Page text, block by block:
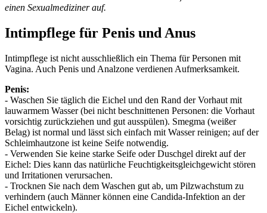
einen Sexualmediziner auf.
Intimpflege für Penis und Anus
Intimpflege ist nicht ausschließlich ein Thema für Personen mit
Vagina. Auch Penis und Analzone verdienen Aufmerksamkeit.
Penis:
- Waschen Sie täglich die Eichel und den Rand der Vorhaut mit
lauwarmem Wasser (bei nicht beschnittenen Personen: die Vorhaut
vorsichtig zurückziehen und gut ausspülen). Smegma (weißer
Belag) ist normal und lässt sich einfach mit Wasser reinigen; auf der
Schleimhautzone ist keine Seife notwendig.
- Verwenden Sie keine starke Seife oder Duschgel direkt auf der
Eichel: Dies kann das natürliche Feuchtigkeitsgleichgewicht stören
und Irritationen verursachen.
- Trocknen Sie nach dem Waschen gut ab, um Pilzwachstum zu
verhindern (auch Männer können eine Candida-Infektion an der
Eichel entwickeln).